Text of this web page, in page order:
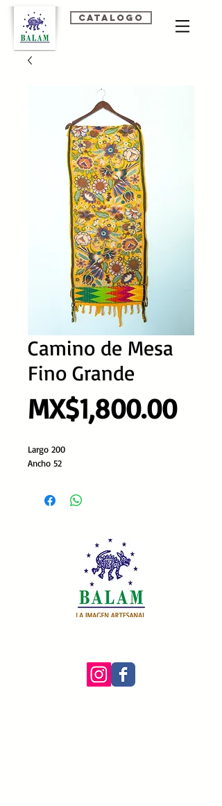
Catalogo
Camino de Mesa
Fino Grande
MX$1,800.00
Largo 200
Ancho 52